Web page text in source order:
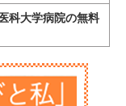
科大学病院の無料